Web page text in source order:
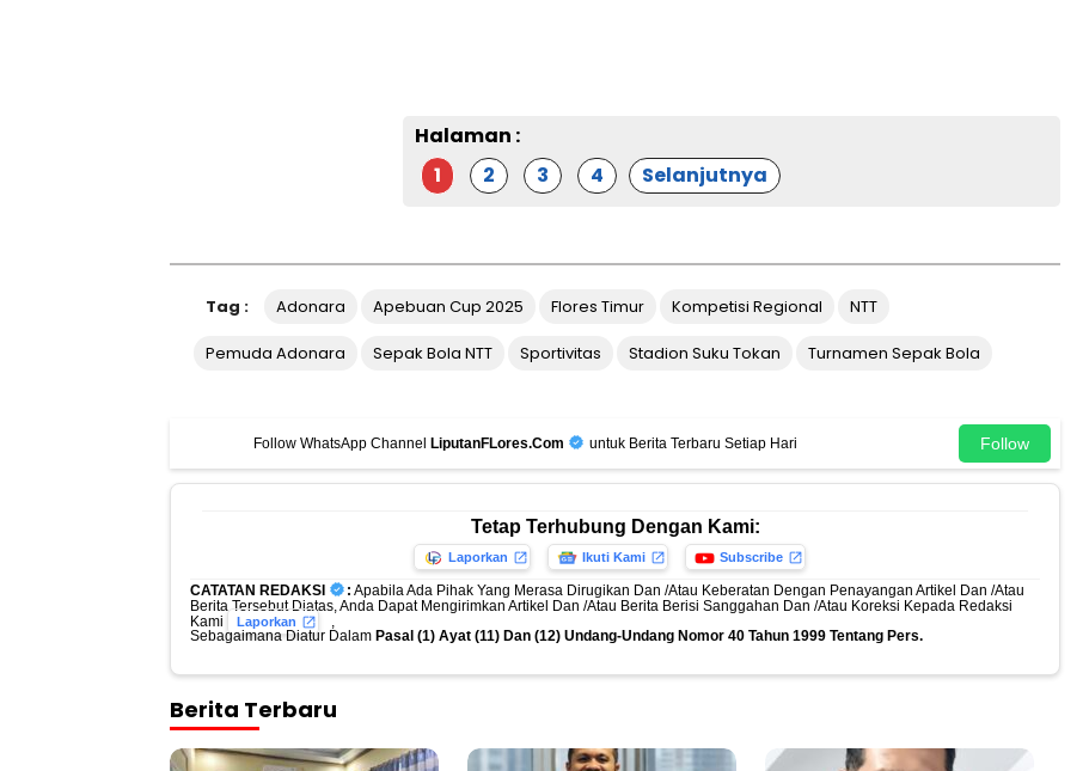
Halaman :
1
2 3 4 Selanjutnya
Tag : Adonara Apebuan Cup 2025 Flores Timur Kompetisi Regional NTT
Pemuda Adonara Sepak Bola NTT Sportivitas Stadion Suku Tokan Turnamen Sepak Bola
Follow WhatsApp Channel LiputanFLores.Com untuk Berita Terbaru Setiap Hari Follow
Tetap Terhubung Dengan Kami:
Laporkan Ikuti Kami Subscribe
CATATAN REDAKSI : Apabila Ada Pihak Yang Merasa Dirugikan Dan /Atau Keberatan Dengan Penayangan Artikel Dan /Atau
Berita Tersebut Diatas, Anda Dapat Mengirimkan Artikel Dan /Atau Berita Berisi Sanggahan Dan /Atau Koreksi Kepada Redaksi
Kami
Laporkan
,
Sebagaimana Diatur Dalam Pasal (1) Ayat (11) Dan (12) Undang-Undang Nomor 40 Tahun 1999 Tentang Pers.
Berita Terbaru